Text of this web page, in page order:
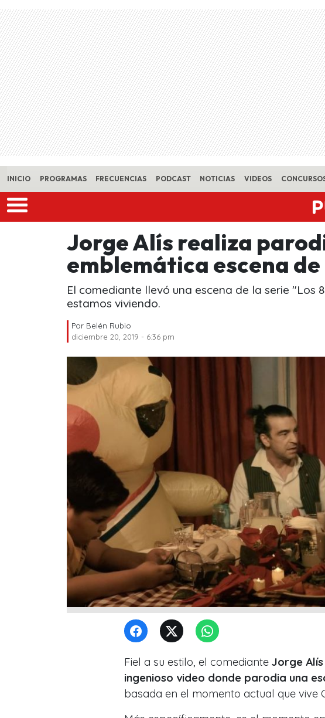
Skip to main content
INICIO PROGRAMAS FRECUENCIAS PODCAST NOTICIAS VIDEOS
Jorge Alís realiza
emblemática escena de
El comediante llevó una escena de la serie "Los
estamos viviendo.
Por Belén Rubio
diciembre 20, 2019 - 6:36 pm
Fiel a su estilo, el comediante Jorge Alís
ingenioso video donde parodia una
basada en el momento actual que vive